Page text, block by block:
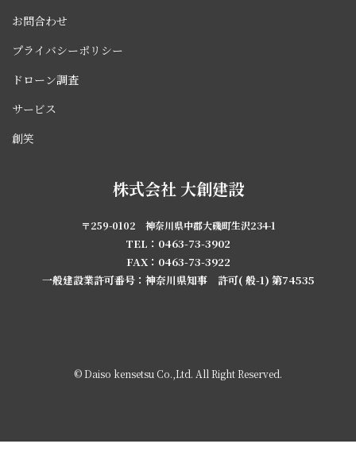
お問合わせ
プライバシーポリシー
ドローン調査
サービス
創笑
株式会社 大創建設
〒259-0102 神奈川県中郡大磯町生沢234-1
TEL：0463-73-3902
FAX：0463-73-3922
一般建設業許可番号：神奈川県知事 許可( 般-1) 第74535
© Daiso kensetsu Co.,Ltd. All Right Reserved.